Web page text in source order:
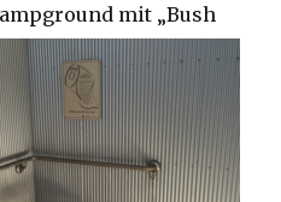
mit „Bush